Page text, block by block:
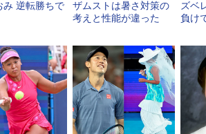
み 逆転勝ちで
ザムストは暑さ対策の
考えと性能が違った
ズベ
負け